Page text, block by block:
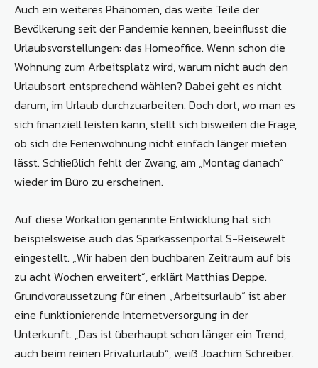
Auch ein weiteres Phänomen, das weite Teile der
Bevölkerung seit der Pandemie kennen, beeinflusst die
Urlaubsvorstellungen: das Homeoffice. Wenn schon die
Wohnung zum Arbeitsplatz wird, warum nicht auch den
Urlaubsort entsprechend wählen? Dabei geht es nicht
darum, im Urlaub durchzuarbeiten. Doch dort, wo man es
sich finanziell leisten kann, stellt sich bisweilen die Frage,
ob sich die Ferienwohnung nicht einfach länger mieten
lässt. Schließlich fehlt der Zwang, am „Montag danach“
wieder im Büro zu erscheinen.
Auf diese Workation genannte Entwicklung hat sich
beispielsweise auch das Sparkassenportal S-Reisewelt
eingestellt. „Wir haben den buchbaren Zeitraum auf bis
zu acht Wochen erweitert“, erklärt Matthias Deppe.
Grundvoraussetzung für einen „Arbeitsurlaub“ ist aber
eine funktionierende Internetversorgung in der
Unterkunft. „Das ist überhaupt schon länger ein Trend,
auch beim reinen Privaturlaub“, weiß Joachim Schreiber.